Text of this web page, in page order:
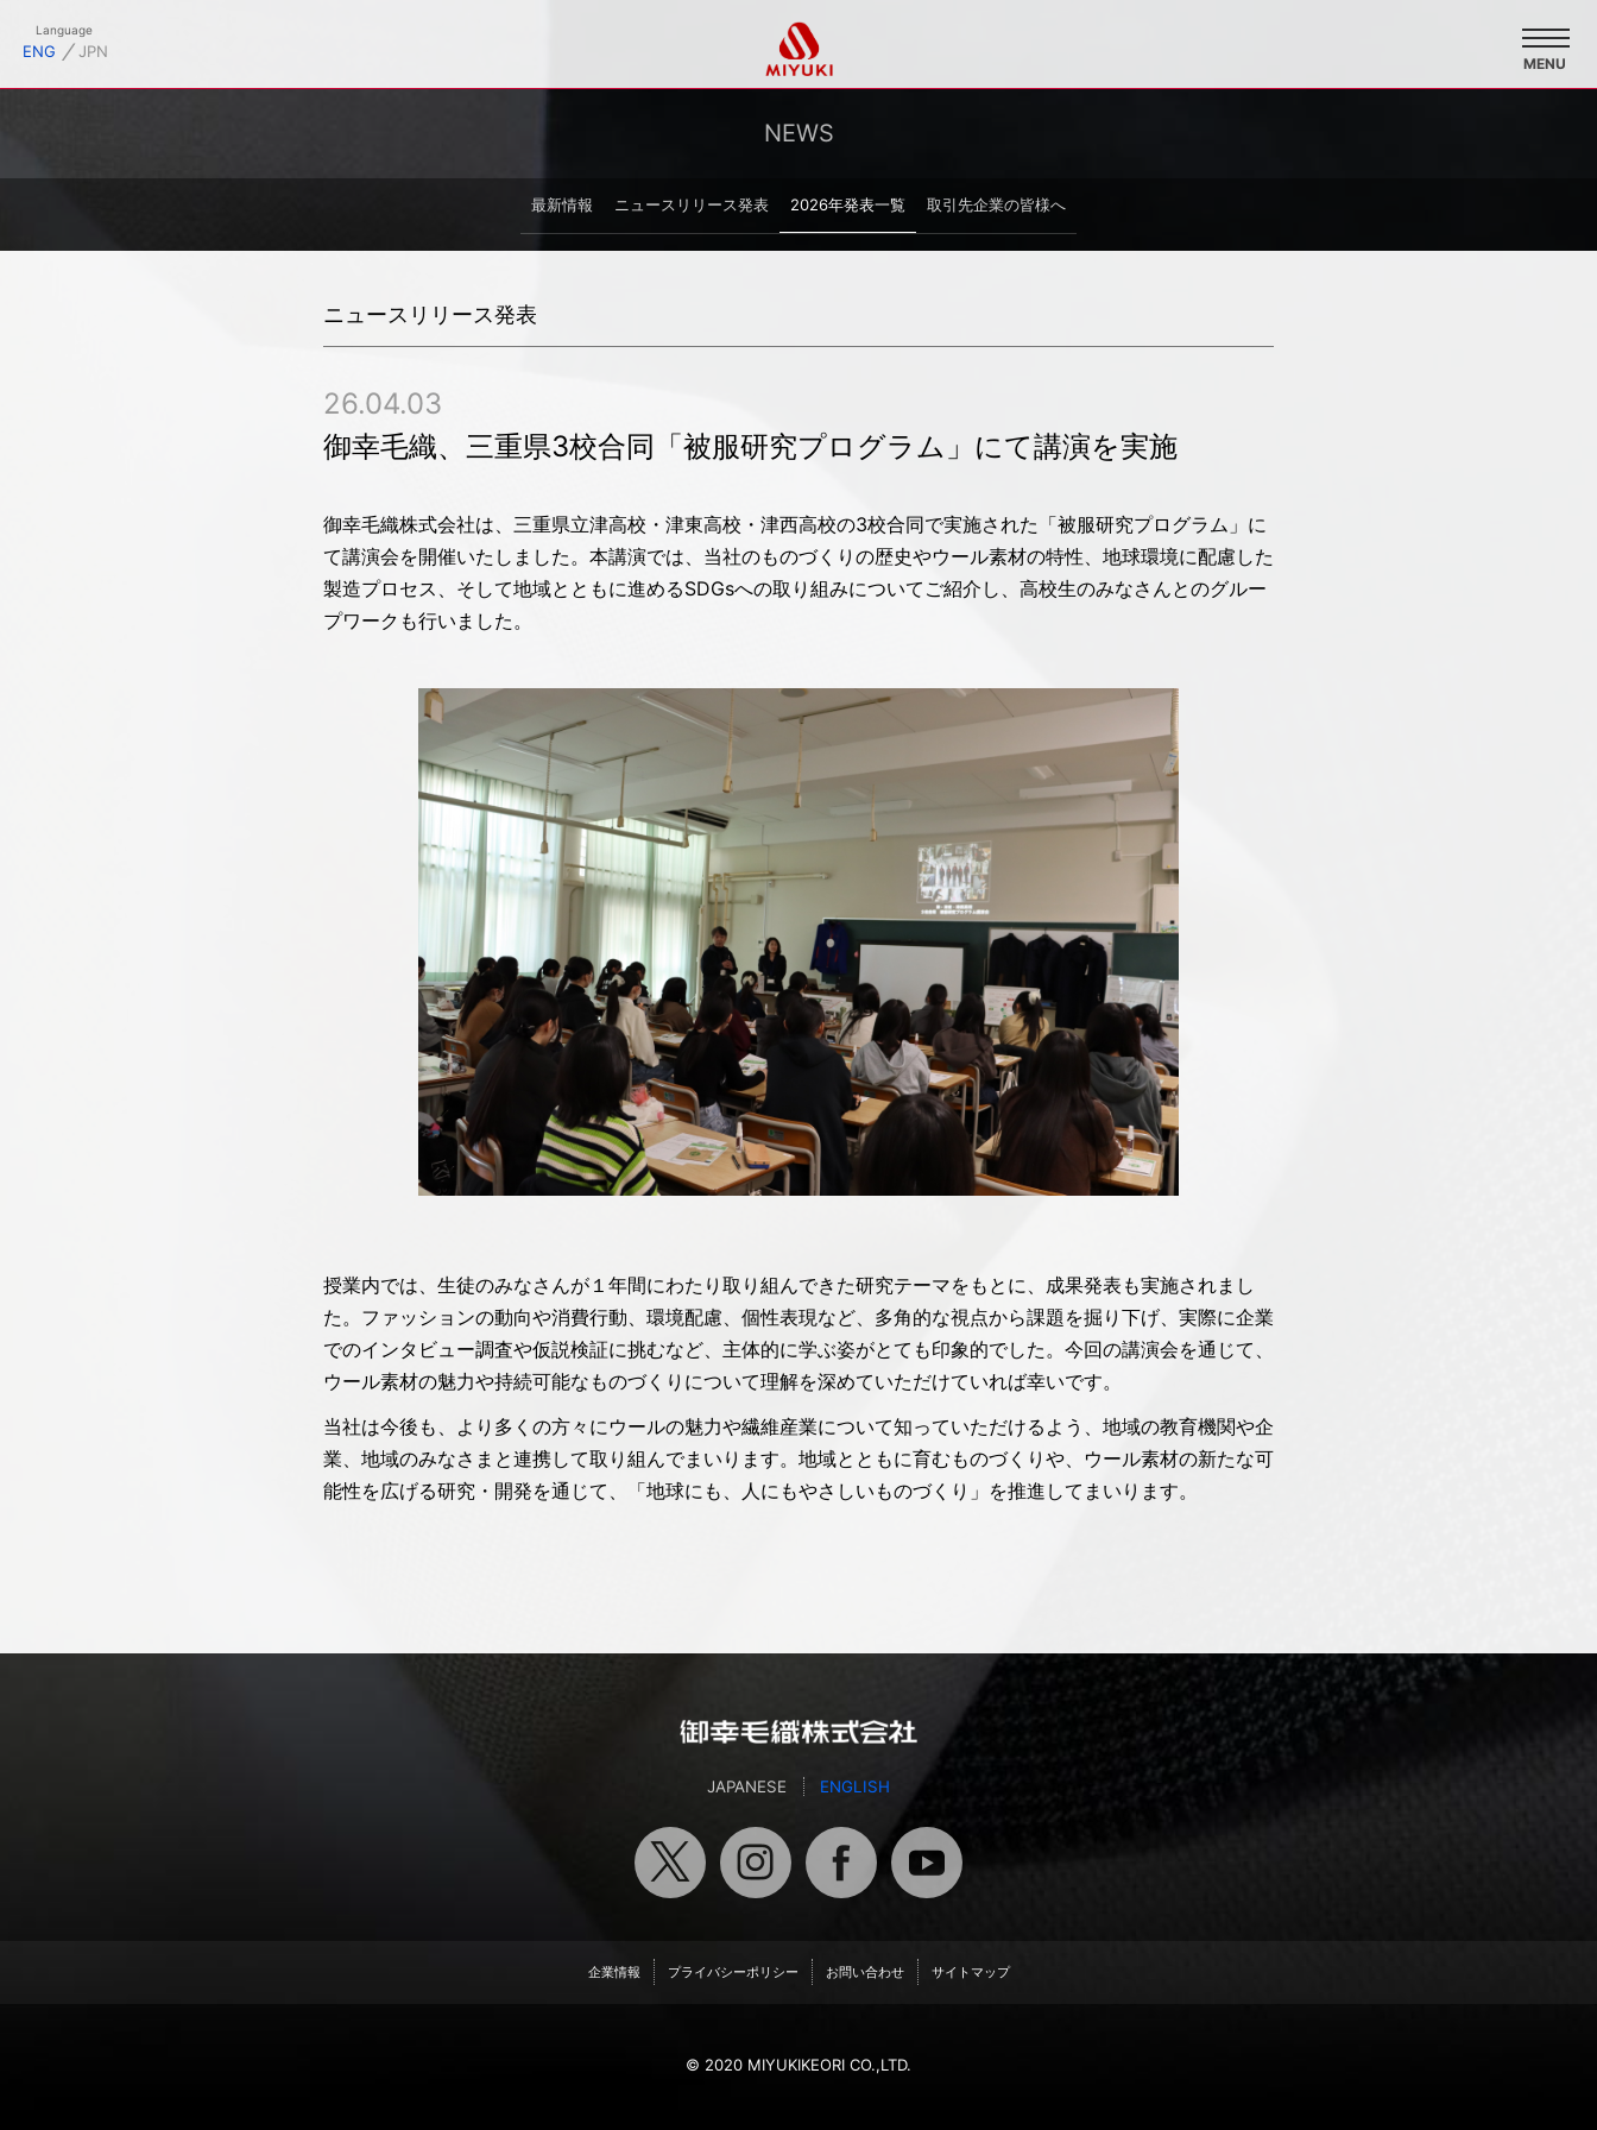
Language
ENG ⁄ JPN
御幸毛織株式会社オフィシャルサイト
MENU
NEWS
最新情報 ニュースリリース発表 2026年発表一覧 取引先企業の皆様へ
ニュースリリース発表
26.04.03
御幸毛織、三重県3校合同「被服研究プログラム」にて講演を実施
御幸毛織株式会社は、三重県立津高校・津東高校・津西高校の3校合同で実施された「被服研究プログラム」に
て講演会を開催いたしました。本講演では、当社のものづくりの歴史やウール素材の特性、地球環境に配慮した
製造プロセス、そして地域とともに進めるSDGsへの取り組みについてご紹介し、高校生のみなさんとのグルー
プワークも行いました。
授業内では、生徒のみなさんが１年間にわたり取り組んできた研究テーマをもとに、成果発表も実施されまし
た。ファッションの動向や消費行動、環境配慮、個性表現など、多角的な視点から課題を掘り下げ、実際に企業
でのインタビュー調査や仮説検証に挑むなど、主体的に学ぶ姿がとても印象的でした。今回の講演会を通じて、
ウール素材の魅力や持続可能なものづくりについて理解を深めていただけていれば幸いです。
当社は今後も、より多くの方々にウールの魅力や繊維産業について知っていただけるよう、地域の教育機関や企
業、地域のみなさまと連携して取り組んでまいります。地域とともに育むものづくりや、ウール素材の新たな可
能性を広げる研究・開発を通じて、「地球にも、人にもやさしいものづくり」を推進してまいります。
JAPANESE ENGLISH
企業情報 プライバシーポリシー お問い合わせ サイトマップ
© 2020 MIYUKIKEORI CO.,LTD.